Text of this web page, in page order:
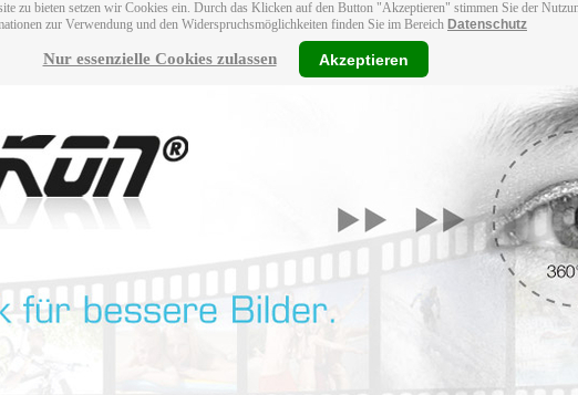
zu bieten setzen wir Cookies ein. Durch das Klicken auf den Button "Akzeptieren" stimmen Sie der
zur Verwendung und den Widerspruchsmöglichkeiten finden Sie im Bereich Datenschutz
Nur essenzielle Cookies zulassen Akzeptieren